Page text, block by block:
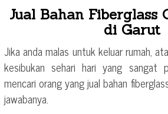
Jual Bahan Fiberglass
di Garut
Jika anda malas untuk keluar rumah,
kesibukan sehari hari yang sangat
mencari orang yang jual bahan
jawabanya.